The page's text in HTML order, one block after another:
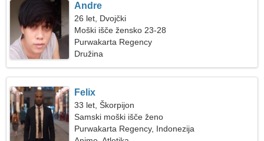
Andre
26 let, Dvojčki
Moški išče žensko 23-28
Purwakarta Regency
Družina
Felix
33 let, Škorpijon
Samski moški išče ženo
Purwakarta Regency, Indonezija